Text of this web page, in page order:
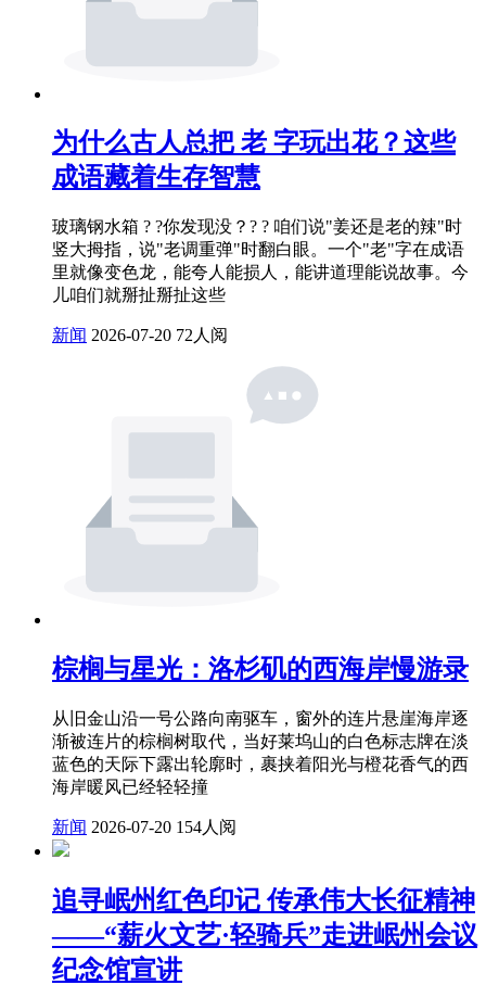
为什么古人总把 老 字玩出花？这些
成语藏着生存智慧
玻璃钢水箱 ? ?你发现没？? ? 咱们说"姜还是老的辣"时
竖大拇指，说"老调重弹"时翻白眼。一个"老"字在成语
里就像变色龙，能夸人能损人，能讲道理能说故事。今
儿咱们就掰扯掰扯这些
新闻 2026-07-20 72人阅
棕榈与星光：洛杉矶的西海岸慢游录
从旧金山沿一号公路向南驱车，窗外的连片悬崖海岸逐
渐被连片的棕榈树取代，当好莱坞山的白色标志牌在淡
蓝色的天际下露出轮廓时，裹挟着阳光与橙花香气的西
海岸暖风已经轻轻撞
新闻 2026-07-20 154人阅
​追寻岷州红色印记 传承伟大长征精神
——“薪火文艺·轻骑兵”走进岷州会议
纪念馆宣讲